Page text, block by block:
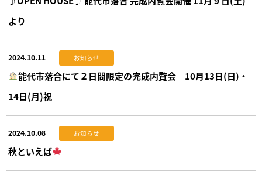
より
2024.10.11 お知らせ
能代市落合にて２日間限定の完成内覧会 10月13日(日)・
14日(月)祝
2024.10.08 お知らせ
秋といえば